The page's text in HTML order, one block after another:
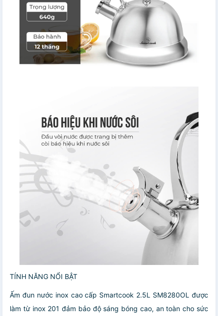
TÍNH NĂNG NỔI BẬT
Ấm đun nước inox cao cấp Smartcook 2.5L SM8280OL được
làm từ inox 201 đảm bảo độ sáng bóng cao, an toàn cho sức